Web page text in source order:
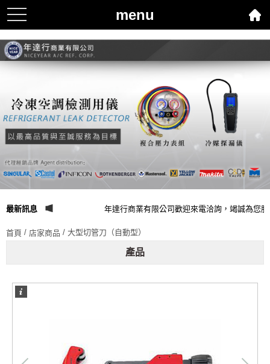
menu
toggle
navigation
最新訊息 年達行商業有限公司歡迎來電洽詢，竭誠為您服
首頁 / 店家商品 / 大型切管刀（自動型）
產品